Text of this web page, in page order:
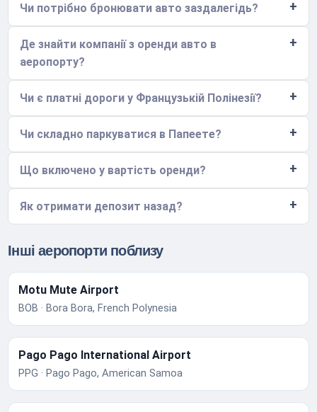
Чи потрібно бронювати авто заздалегідь?
Де знайти компанії з оренди авто в
аеропорту?
Чи є платні дороги у Французькій Полінезії?
Чи складно паркуватися в Папеете?
Що включено у вартість оренди?
Як отримати депозит назад?
Інші аеропорти поблизу
Motu Mute Airport
BOB · Bora Bora, French Polynesia
Pago Pago International Airport
PPG · Pago Pago, American Samoa